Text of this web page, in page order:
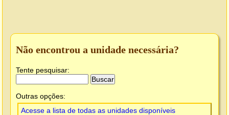
Não encontrou a unidade necessária?
Tente pesquisar:
Outras opções:
Acesse a lista de todas as unidades disponíveis